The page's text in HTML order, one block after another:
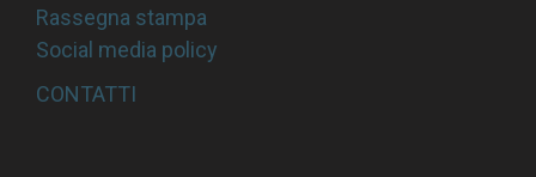
Rassegna stampa
Social media policy
CONTATTI